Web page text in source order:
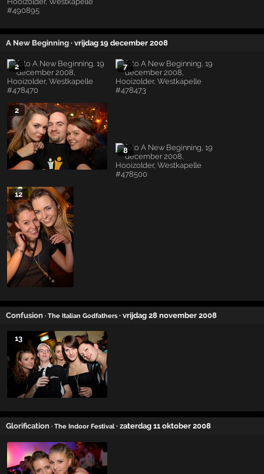
A New Beginning · vrijdag 19 december 2008
2 7
2
8
12
Confusion · The Italian Godfathers · vrijdag 28 november 2008
13
Glorification · The Indoor Festival · zaterdag 11 oktober 2008